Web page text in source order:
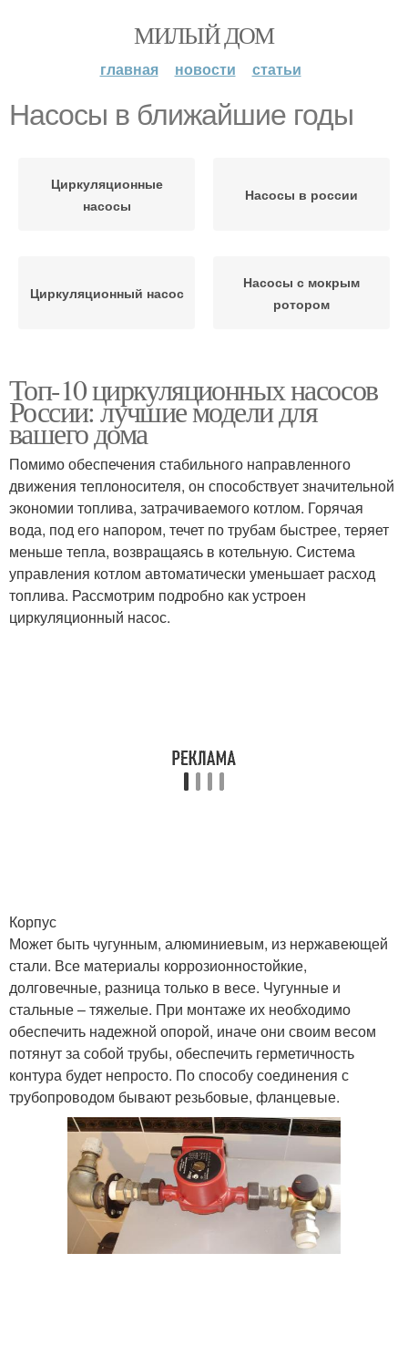
МИЛЫЙ ДОМ
главная новости статьи
Насосы в ближайшие годы
Циркуляционные
насосы
Насосы в россии
Циркуляционный насос
Насосы с мокрым
ротором
Топ-10 циркуляционных насосов
России: лучшие модели для
вашего дома
Помимо обеспечения стабильного направленного
движения теплоносителя, он способствует значительной
экономии топлива, затрачиваемого котлом. Горячая
вода, под его напором, течет по трубам быстрее, теряет
меньше тепла, возвращаясь в котельную. Система
управления котлом автоматически уменьшает расход
топлива. Рассмотрим подробно как устроен
циркуляционный насос.
Корпус
Может быть чугунным, алюминиевым, из нержавеющей
стали. Все материалы коррозионностойкие,
долговечные, разница только в весе. Чугунные и
стальные – тяжелые. При монтаже их необходимо
обеспечить надежной опорой, иначе они своим весом
потянут за собой трубы, обеспечить герметичность
контура будет непросто. По способу соединения с
трубопроводом бывают резьбовые, фланцевые.